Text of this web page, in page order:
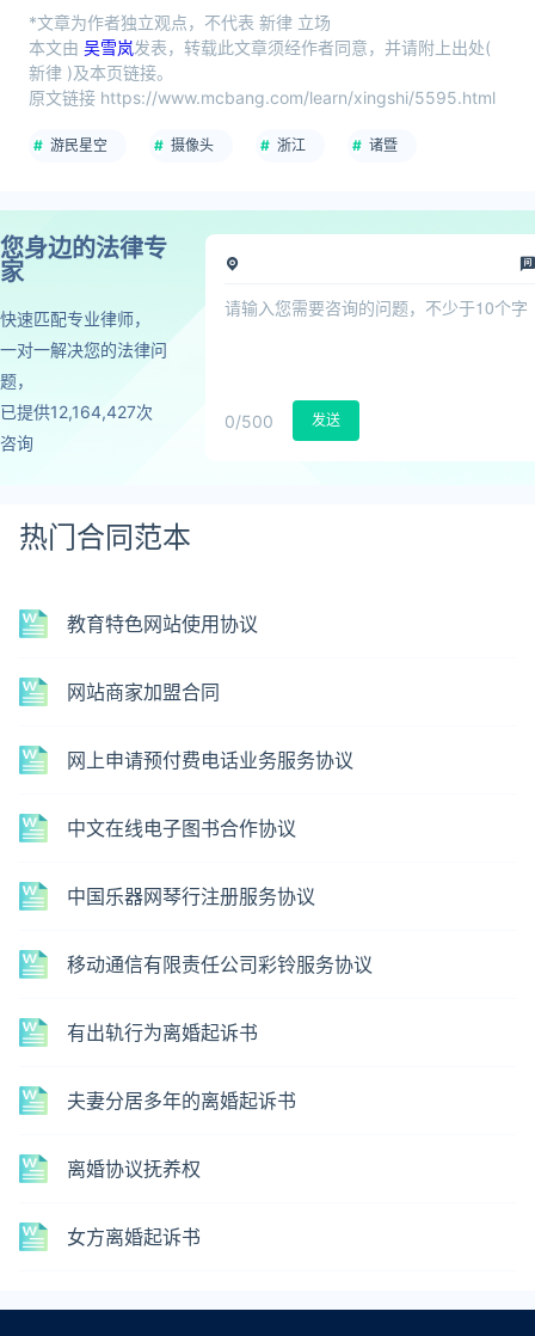
*文章为作者独立观点，不代表 新律 立场
本文由 吴雪岚发表，转载此文章须经作者同意，并请附上出处(
新律 )及本页链接。
原文链接 https://www.mcbang.com/learn/xingshi/5595.html
游民星空 摄像头 浙江 诸暨
您身边的法律专
家
快速匹配专业律师，
一对一解决您的法律问
题，
已提供12,164,427次
咨询
0/500 发送
热门合同范本
教育特色网站使用协议
网站商家加盟合同
网上申请预付费电话业务服务协议
中文在线电子图书合作协议
中国乐器网琴行注册服务协议
移动通信有限责任公司彩铃服务协议
有出轨行为离婚起诉书
夫妻分居多年的离婚起诉书
离婚协议抚养权
女方离婚起诉书